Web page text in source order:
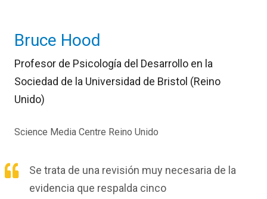
Bruce Hood
Profesor de Psicología del Desarrollo en la
Sociedad de la Universidad de Bristol (Reino
Unido)
Science Media Centre Reino Unido
Se trata de una revisión muy necesaria de la
evidencia que respalda cinco